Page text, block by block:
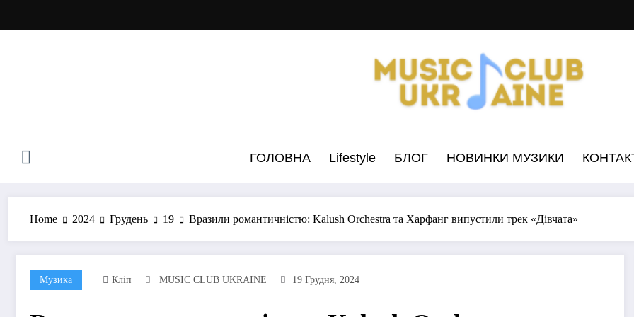
ГОЛОВНА Lifestyle БЛОГ НОВИНКИ МУЗИКИ
Home 2024 Грудень 19 Вразили романтичністю: Kalush Orchestra та Харфанг випустили трек «Дівчата»
Музика Кліп MUSIC CLUB UKRAINE 19 Грудня, 2024